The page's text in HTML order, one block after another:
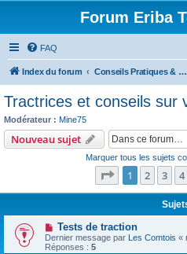
Forum Eriba
FAQ
Index du forum Conseils Pratiques & Art de voyager
Tractrices et conseils sur
Modérateur : Mine75
Nouveau sujet
Marquer tous les sujets
Page 1sur10
1 2 3 4
Tests de traction
Dernier message par Les Comtois «
Réponses : 5